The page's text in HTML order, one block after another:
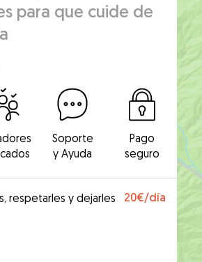
para que cuide de
Soporte
y Ayuda
Pago
seguro
respetarles y dejarles
20€/día